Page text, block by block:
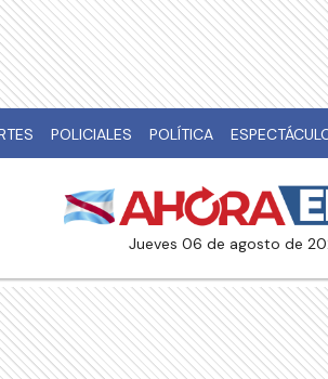
POLICIALES POLÍTICA
jueves 06 de agosto de